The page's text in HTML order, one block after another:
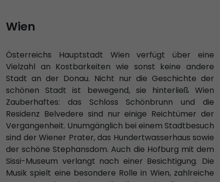
Wien
Österreichs Hauptstadt Wien verfügt über eine
Vielzahl an Kostbarkeiten wie sonst keine andere
Stadt an der Donau. Nicht nur die Geschichte der
schönen Stadt ist bewegend, sie hinterließ Wien
Zauberhaftes: das Schloss Schönbrunn und die
Residenz Belvedere sind nur einige Reichtümer der
Vergangenheit. Unumgänglich bei einem Stadtbesuch
sind der Wiener Prater, das Hundertwasserhaus sowie
der schöne Stephansdom. Auch die Hofburg mit dem
Sissi-Museum verlangt nach einer Besichtigung. Die
Musik spielt eine besondere Rolle in Wien, zahlreiche